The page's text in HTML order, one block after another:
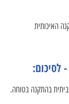
האיכותית
-לסיכום:
בהתקנה בטוחה.